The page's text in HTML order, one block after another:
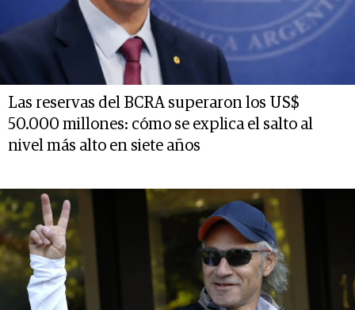
Las reservas del BCRA superaron los US$
50.000 millones: cómo se explica el salto al
nivel más alto en siete años